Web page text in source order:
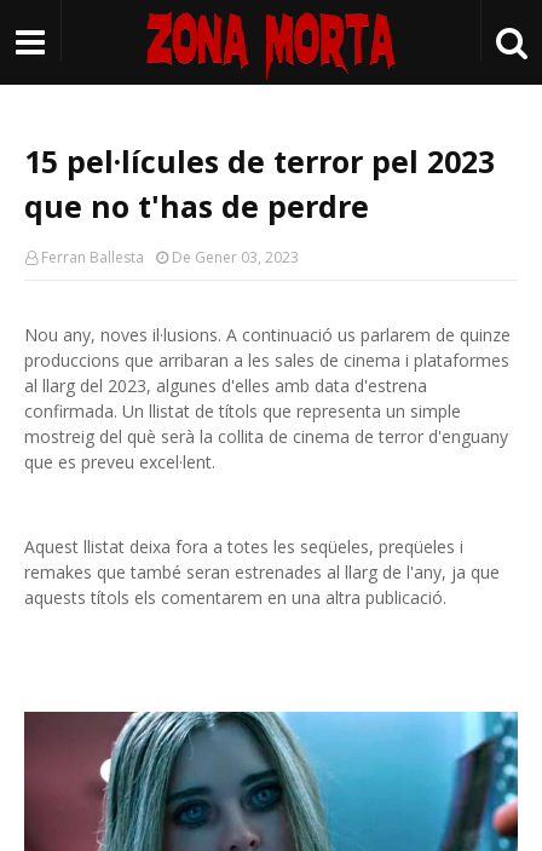
15 pel·lícules de terror pel 2023
que no t'has de perdre
Ferran Ballesta De Gener 03, 2023
Nou any, noves il·lusions. A continuació us parlarem de quinze
produccions que arribaran a les sales de cinema i plataformes
al llarg del 2023, algunes d'elles amb data d'estrena
confirmada. Un llistat de títols que representa un simple
mostreig del què serà la collita de cinema de terror d'enguany
que es preveu excel·lent.
Aquest llistat deixa fora a totes les seqüeles, preqüeles i
remakes que també seran estrenades al llarg de l'any, ja que
aquests títols els comentarem en una altra publicació.